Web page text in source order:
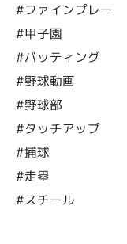
#ファインプレー
#甲子園
#バッティング
#野球動画
#野球部
#タッチアップ
#捕球
#走塁
#スチール